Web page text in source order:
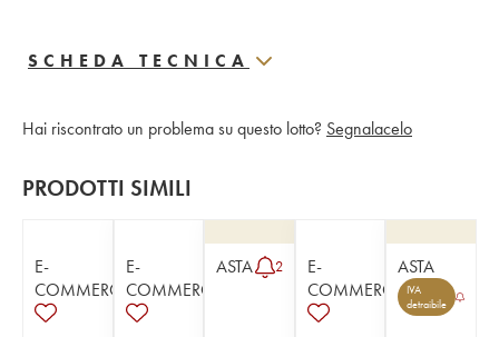
SCHEDA TECNICA
Hai riscontrato un problema su questo lotto? Segnalacelo
PRODOTTI SIMILI
E-
COMMERCE
E-
COMMERCE
ASTA 2
E-
COMMERCE
ASTA
IVA
detraibile